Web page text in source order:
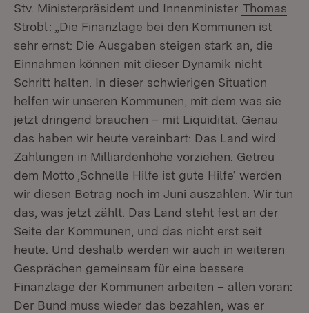
Stv. Ministerpräsident und Innenminister Thomas
Strobl : „Die Finanzlage bei den Kommunen ist
sehr ernst: Die Ausgaben steigen stark an, die
Einnahmen können mit dieser Dynamik nicht
Schritt halten. In dieser schwierigen Situation
helfen wir unseren Kommunen, mit dem was sie
jetzt dringend brauchen – mit Liquidität. Genau
das haben wir heute vereinbart: Das Land wird
Zahlungen in Milliardenhöhe vorziehen. Getreu
dem Motto ‚Schnelle Hilfe ist gute Hilfe‘ werden
wir diesen Betrag noch im Juni auszahlen. Wir tun
das, was jetzt zählt. Das Land steht fest an der
Seite der Kommunen, und das nicht erst seit
heute. Und deshalb werden wir auch in weiteren
Gesprächen gemeinsam für eine bessere
Finanzlage der Kommunen arbeiten – allen voran:
Der Bund muss wieder das bezahlen, was er